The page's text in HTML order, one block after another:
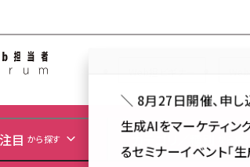
Web担当者Forum
目 から探す
＼ 8月27日開催、申し
生成AIをマーケティ
るセミナーイベント「